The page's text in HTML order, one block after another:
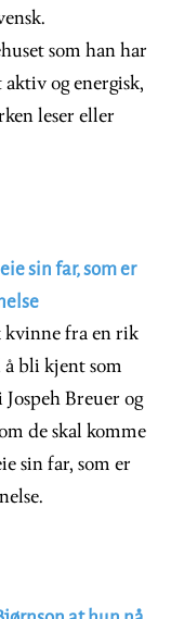
som han har
og energisk,
leser eller
sin far, som er
kvinne fra en rik
bli kjent som
Breuer og
de skal komme
sin far, som er